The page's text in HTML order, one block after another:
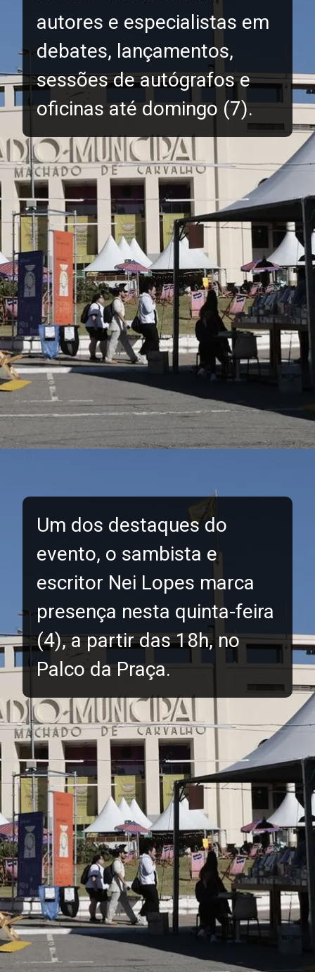
autores e especialistas em
debates, lançamentos,
sessões de autógrafos e
oficinas até domingo (7).
Um dos destaques do
evento, o sambista e
escritor Nei Lopes marca
presença nesta quinta-feira
(4), a partir das 18h, no
Palco da Praça.